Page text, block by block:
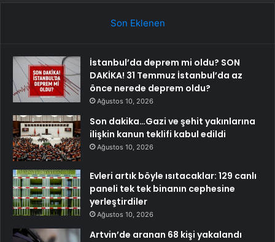
Son Eklenen
İstanbul’da deprem mi oldu? SON
DAKİKA! 31 Temmuz İstanbul’da az
önce nerede deprem oldu?
Ağustos 10, 2026
Son dakika…Gazi ve şehit yakınlarına
ilişkin kanun teklifi kabul edildi
Ağustos 10, 2026
Evleri artık böyle ısıtacaklar: 129 canlı
paneli tek tek binanın cephesine
yerleştirdiler
Ağustos 10, 2026
Artvin’de aranan 68 kişi yakalandı